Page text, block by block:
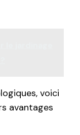
voici
avantages